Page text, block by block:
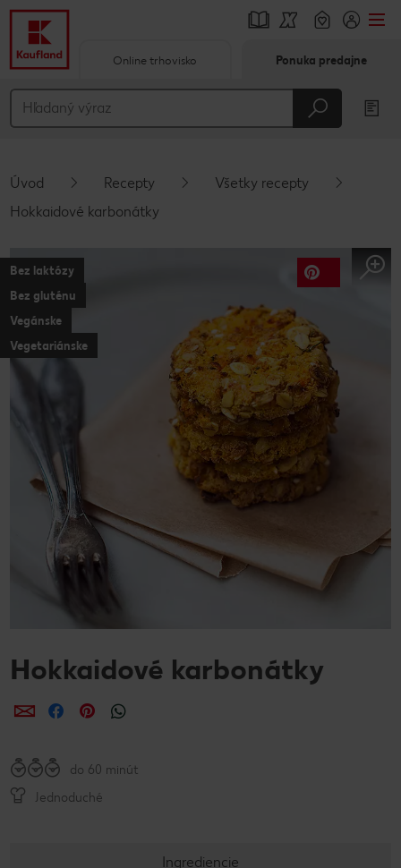
Hlavný obsah
Vyskakovací bočný panel
Online trhovisko Ponuka predajne
Úvod Recepty
Všetky recepty
Hokkaidové karbonátky
Bez laktózy
Bez gluténu
Vegánske
Vegetariánske
Hokkaidové karbonátky
ZdieľaťZdieľaťZdieľať
do 60 minút
Jednoduché
Ingrediencie